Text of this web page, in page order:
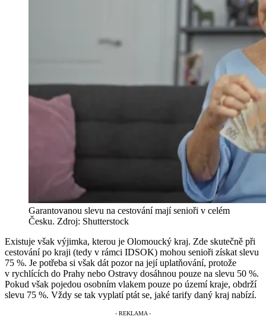
Garantovanou slevu na cestování mají senioři v celém
Česku. Zdroj: Shutterstock
Existuje však výjimka, kterou je Olomoucký kraj. Zde skutečně při
cestování po kraji (tedy v rámci IDSOK) mohou senioři získat slevu
75 %. Je potřeba si však dát pozor na její uplatňování, protože
v rychlících do Prahy nebo Ostravy dosáhnou pouze na slevu 50 %.
Pokud však pojedou osobním vlakem pouze po území kraje, obdrží
slevu 75 %. Vždy se tak vyplatí ptát se, jaké tarify daný kraj nabízí.